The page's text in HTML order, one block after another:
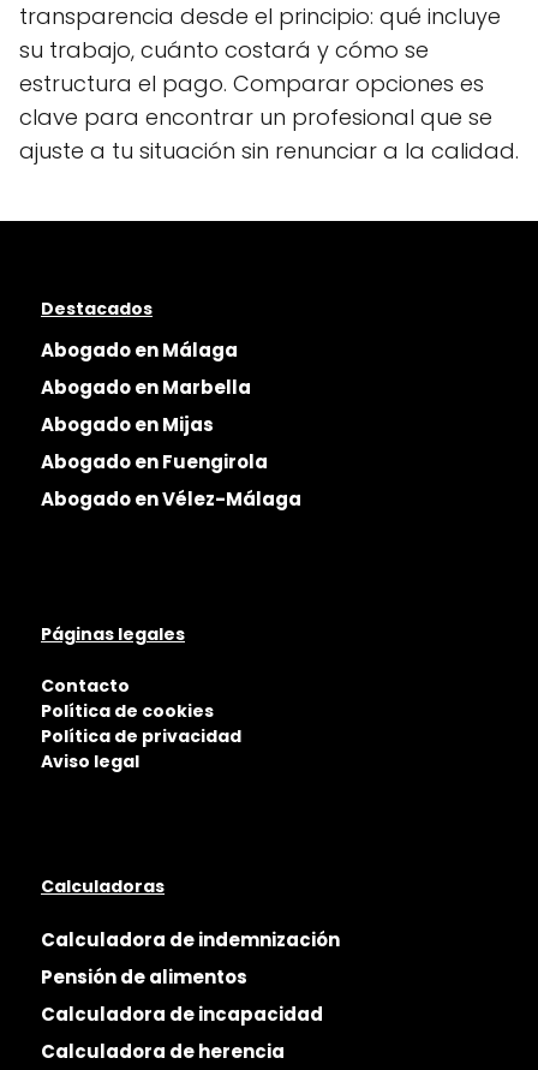
transparencia desde el principio: qué incluye
su trabajo, cuánto costará y cómo se
estructura el pago. Comparar opciones es
clave para encontrar un profesional que se
ajuste a tu situación sin renunciar a la calidad.
Destacados
Abogado en Málaga
Abogado en Marbella
Abogado en Mijas
Abogado en Fuengirola
Abogado en Vélez-Málaga
Páginas legales
Contacto
Política de cookies
Política de privacidad
Aviso legal
Calculadoras
Calculadora de indemnización
Pensión de alimentos
Calculadora de incapacidad
Calculadora de herencia